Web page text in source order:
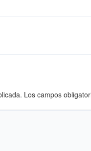
Los campos